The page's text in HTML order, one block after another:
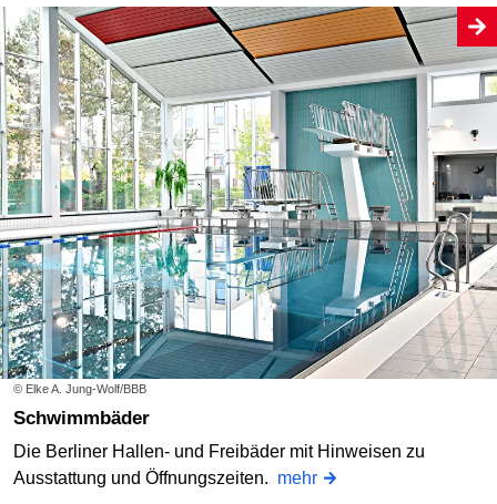
© Elke A. Jung-Wolf/BBB
Schwimmbäder
Die Berliner Hallen- und Freibäder mit Hinweisen zu
Ausstattung und Öffnungszeiten. mehr